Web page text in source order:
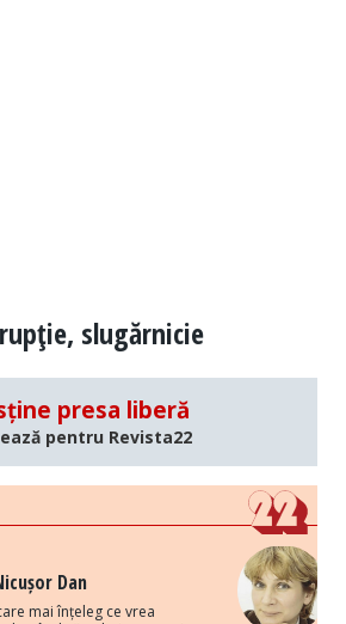
slugărnicie
presa liberă
pentru Revista22
Dan
mai înțeleg ce vrea